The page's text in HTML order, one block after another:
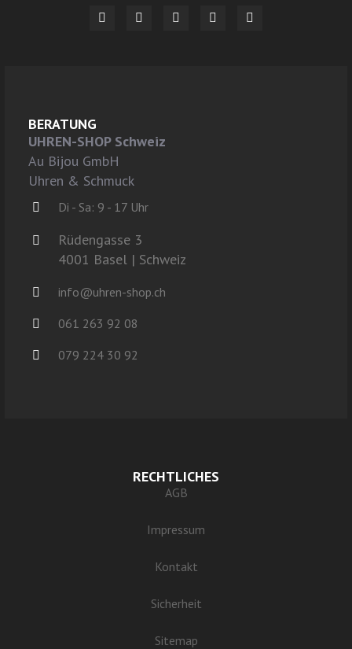
BERATUNG
UHREN-SHOP Schweiz
Au Bijou GmbH
Uhren & Schmuck
Di - Sa: 9 - 17 Uhr
Rüdengasse 3
4001 Basel | Schweiz
info@uhren-shop.ch
061 263 92 08
079 224 30 92
RECHTLICHES
AGB
Impressum
Kontakt
Sicherheit
Sitemap